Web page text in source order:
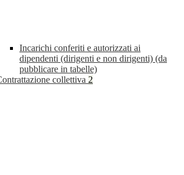
Incarichi conferiti e autorizzati ai
dipendenti (dirigenti e non dirigenti) (da
pubblicare in tabelle)
collettiva 2